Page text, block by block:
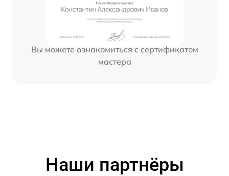
Вы можете ознакомиться с сертификатом
мастера
Наши партнёры